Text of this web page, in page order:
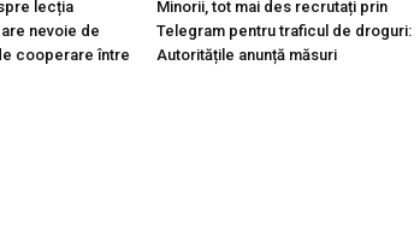
lecția
nevoie de
cooperare între
Minorii, tot mai des recrutați prin
Telegram pentru traficul de droguri:
Autoritățile anunță măsuri